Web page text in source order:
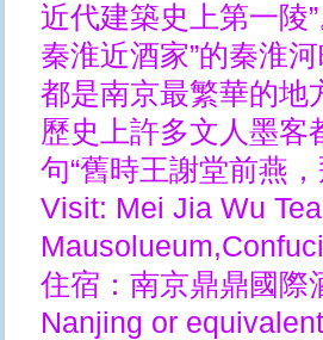
近代建築史上第一陵
秦淮近酒家”的秦淮
都是南京最繁華的地
歷史上許多文人墨客
句“舊時王謝堂前燕
Visit: Mei Jia Wu
住宿：南京鼎鼎國際
Nanjing or equivalent